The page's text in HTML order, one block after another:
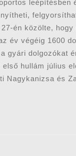
leépítésben
én közölte,
év végéig 1600
gyári dolgozókat
hullám július
Nagykanizsa és